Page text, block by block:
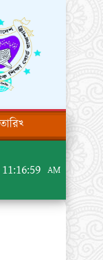
হতে অর্ধ বাষিক
11:16:59 AM